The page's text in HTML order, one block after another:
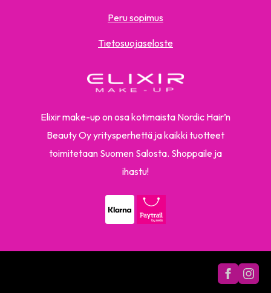
Elixir make-up on osa kotimaista Nordic Hair’n
Beauty Oy yritysperhettä ja kaikki tuotteet
toimitetaan Suomen Salosta. Shoppaile ja
ihastu!
Peru sopimus
Tietosuojaseloste